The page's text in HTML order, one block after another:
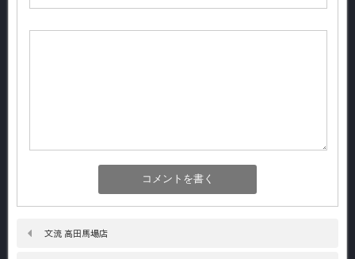
文流 高田馬場店